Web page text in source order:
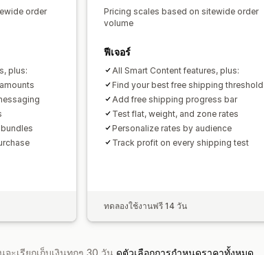
order
plus:
Pricing scales based on sitewide order
volume
ฟีเจอร์
All Smart Content features, plus:
Find your best free shipping threshold
Add free shipping progress bar
Test flat, weight, and zone rates
Personalize rates by audience
Track profit on every shipping test
ทดลองใช้งานฟรี 14 วัน
ะเรียกเก็บเงินทุกๆ 30 วัน ดูตัวเลือกการกำหนดราคาทั้งหมด